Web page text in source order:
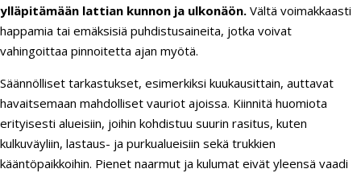
ylläpitämään lattian kunnon ja ulkonäön. Vältä voimakkaasti
happamia tai emäksisiä puhdistusaineita, jotka voivat
vahingoittaa pinnoitetta ajan myötä.
Säännölliset tarkastukset, esimerkiksi kuukausittain, auttavat
havaitsemaan mahdolliset vauriot ajoissa. Kiinnitä huomiota
erityisesti alueisiin, joihin kohdistuu suurin rasitus, kuten
kulkuväyliin, lastaus- ja purkualueisiin sekä trukkien
kääntöpaikkoihin. Pienet naarmut ja kulumat eivät yleensä vaadi